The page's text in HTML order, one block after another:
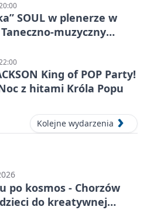
SOUL w plenerze w
muzyczny
King of POP Party!
z hitami Króla Popu
Kolejne wydarzenia
po kosmos - Chorzów
do kreatywnej